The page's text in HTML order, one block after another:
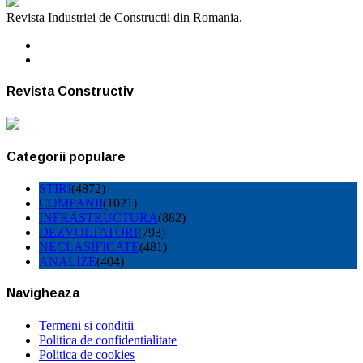
Revista Industriei de Constructii din Romania.
Revista Constructiv
Categorii populare
STIRI(4872)
COMPANII(1021)
INFRASTRUCTURA(882)
DEZVOLTATORI(793)
NECLASIFICATE(481)
ANALIZE(404)
Navigheaza
Termeni si conditii
Politica de confidentialitate
Politica de cookies